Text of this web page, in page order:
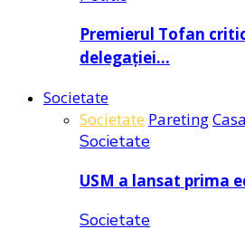
Premierul Tofan
delegației…
Societate
Societate ParetingCasa
Societate
USM a lansat prima
Societate